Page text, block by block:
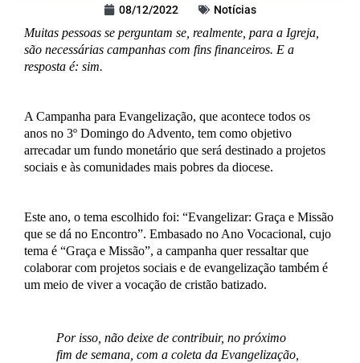
08/12/2022 Notícias
Muitas pessoas se perguntam se, realmente, para a Igreja,
são necessárias campanhas com fins financeiros. E a
resposta é: sim.
A Campanha para Evangelização, que acontece todos os
anos no 3º Domingo do Advento, tem como objetivo
arrecadar um fundo monetário que será destinado a projetos
sociais e às comunidades mais pobres da diocese.
Este ano, o tema escolhido foi: “Evangelizar: Graça e Missão
que se dá no Encontro”. Embasado no Ano Vocacional, cujo
tema é “Graça e Missão”, a campanha quer ressaltar que
colaborar com projetos sociais e de evangelização também é
um meio de viver a vocação de cristão batizado.
Por isso, não deixe de contribuir, no próximo
fim de semana, com a coleta da Evangelização,